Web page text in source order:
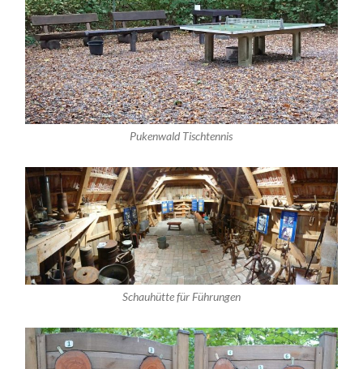
Pukenwald Tischtennis
Schauhütte für Führungen